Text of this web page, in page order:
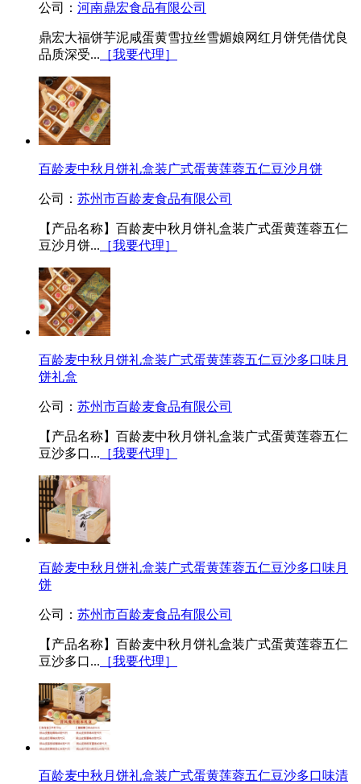
公司： 河南鼎宏食品有限公司
鼎宏大福饼芋泥咸蛋黄雪拉丝雪媚娘网红月饼凭借优良
品质深受... ［我要代理］
百龄麦中秋月饼礼盒装广式蛋黄莲蓉五仁豆沙月饼
公司： 苏州市百龄麦食品有限公司
【产品名称】百龄麦中秋月饼礼盒装广式蛋黄莲蓉五仁
豆沙月饼... ［我要代理］
百龄麦中秋月饼礼盒装广式蛋黄莲蓉五仁豆沙多口味月
饼礼盒
公司： 苏州市百龄麦食品有限公司
【产品名称】百龄麦中秋月饼礼盒装广式蛋黄莲蓉五仁
豆沙多口... ［我要代理］
百龄麦中秋月饼礼盒装广式蛋黄莲蓉五仁豆沙多口味月
饼
公司： 苏州市百龄麦食品有限公司
【产品名称】百龄麦中秋月饼礼盒装广式蛋黄莲蓉五仁
豆沙多口... ［我要代理］
百龄麦中秋月饼礼盒装广式蛋黄莲蓉五仁豆沙多口味清